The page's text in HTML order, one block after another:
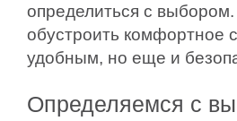
определиться с
обустроить комфортное
удобным, но еще и
Определяемся с